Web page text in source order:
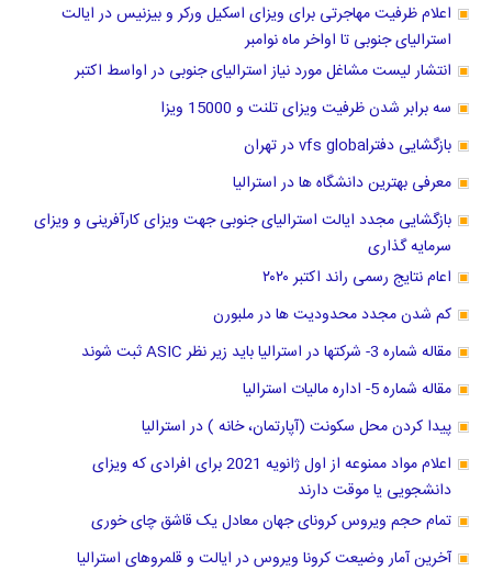
اعلام ظرفیت مهاجرتی برای ویزای اسکیل ورکر و بیزنیس در ایالت
استرالیای جنوبی تا اواخر ماه نوامبر
انتشار لیست مشاغل مورد نیاز استرالیای جنوبی در اواسط اکتبر
سه برابر شدن ظرفیت ویزای تلنت و 15000 ویزا
بازگشایی دفترvfs global در تهران
معرفی بهترین دانشگاه ها در استرالیا
بازگشایی مجدد ایالت استرالیای جنوبی جهت ویزای کارآفرینی و ویزای
سرمایه گذاری
اعام نتایج رسمی راند اکتبر ۲۰۲۰
کم شدن مجدد محدودیت ها در ملبورن
مقاله شماره 3- شرکتها در استرالیا باید زیر نظر ASIC ثبت شوند
مقاله شماره 5- اداره مالیات استرالیا
پیدا کردن محل سکونت (آپارتمان، خانه ) در استرالیا
اعلام مواد ممنوعه از اول ژانویه 2021 برای افرادی که ویزای
دانشجویی یا موقت دارند
تمام حجم ویروس کرونای جهان معادل یک قاشق چای خوری
آخرین آمار وضیعت کرونا ویروس در ایالت و قلمروهای استرالیا